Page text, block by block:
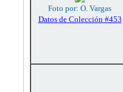
Foto por: O. Vargas
Datos de Colección #453